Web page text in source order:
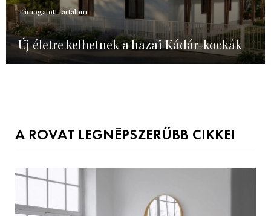
Támogatott tartalom
Új életre kelhetnek a hazai Kádár-kockák
A ROVAT LEGNÉPSZERŰBB CIKKEI